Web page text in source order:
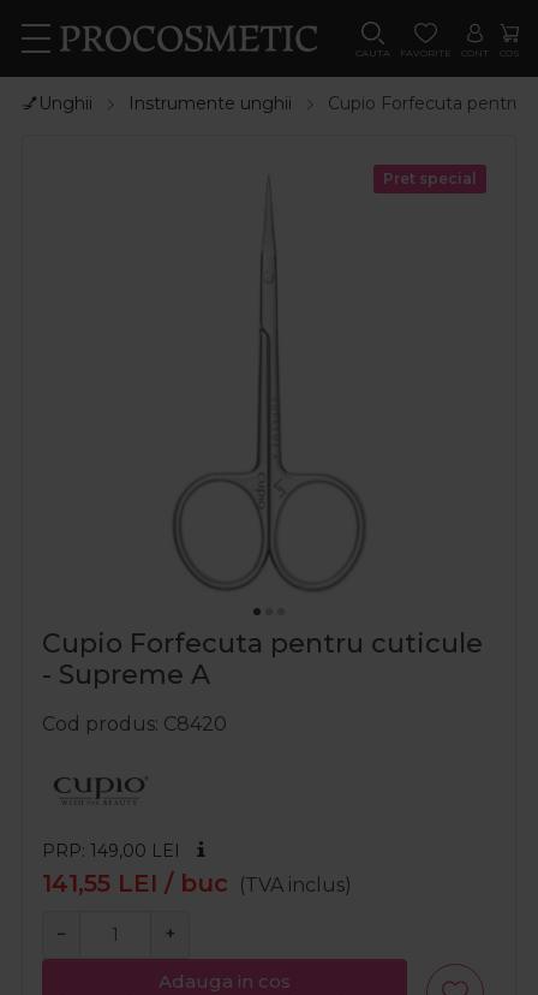
CAUTA FAVORITE CONT COS
💅Unghii Instrumente unghii Cupio Forfecuta pentru
Pret special
Cupio Forfecuta pentru cuticule
- Supreme A
Cod produs C8420
PRP: 149,00 LEI
141,55 LEI / buc (TVA inclus)
− +
Adauga in cos